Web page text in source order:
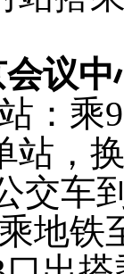
议中
：乘
站，
交车
地铁